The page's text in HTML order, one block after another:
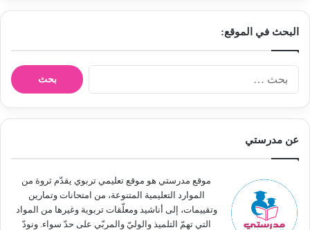
البحث في الموقع:
ن
عن مدرستي
موقع مدرستي هو موقع تعليمي تربوي يقدّم ثروة من
الموارد التعليمية المتنوعة، من امتحانات وتمارين
وتقييمات، إلى أناشيد ومعلّقات تربوية وغيرها من المواد
التي تهمّ التلميذ والوليّ والمربّي على حدّ سواء. ونودّ